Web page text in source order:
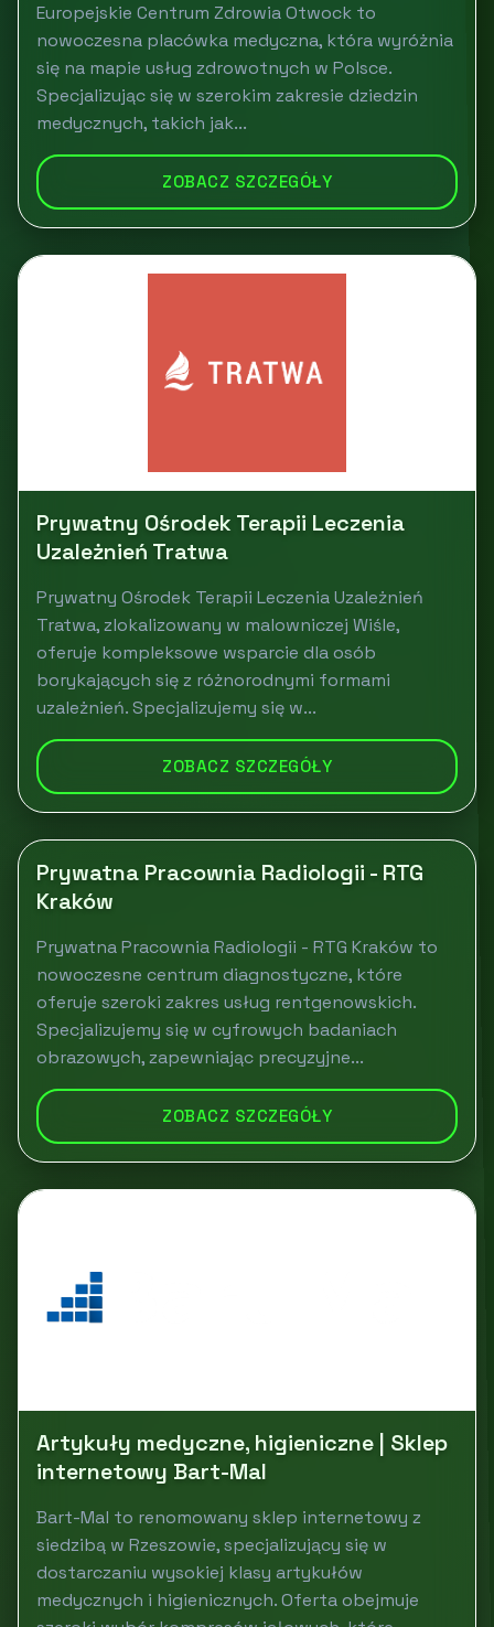
Europejskie Centrum Zdrowia Otwock to
nowoczesna placówka medyczna, która wyróżnia
się na mapie usług zdrowotnych w Polsce.
Specjalizując się w szerokim zakresie dziedzin
medycznych, takich jak...
ZOBACZ SZCZEGÓŁY
Prywatny Ośrodek Terapii Leczenia
Uzależnień Tratwa
Prywatny Ośrodek Terapii Leczenia Uzależnień
Tratwa, zlokalizowany w malowniczej Wiśle,
oferuje kompleksowe wsparcie dla osób
borykających się z różnorodnymi formami
uzależnień. Specjalizujemy się w...
ZOBACZ SZCZEGÓŁY
Prywatna Pracownia Radiologii - RTG
Kraków
Prywatna Pracownia Radiologii - RTG Kraków to
nowoczesne centrum diagnostyczne, które
oferuje szeroki zakres usług rentgenowskich.
Specjalizujemy się w cyfrowych badaniach
obrazowych, zapewniając precyzyjne...
ZOBACZ SZCZEGÓŁY
Artykuły medyczne, higieniczne | Sklep
internetowy Bart-Mal
Bart-Mal to renomowany sklep internetowy z
siedzibą w Rzeszowie, specjalizujący się w
dostarczaniu wysokiej klasy artykułów
medycznych i higienicznych. Oferta obejmuje